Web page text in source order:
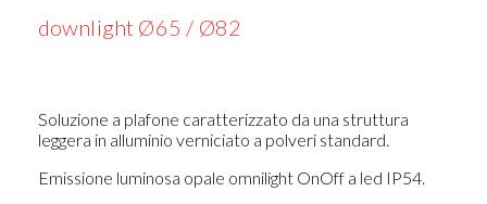
downlight Ø65 / Ø82
Soluzione a plafone caratterizzato da una struttura
leggera in alluminio verniciato a polveri standard.
Emissione luminosa opale omnilight OnOff a led IP54.